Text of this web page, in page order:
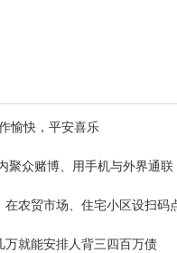
愉快，平安喜乐
聚众赌博、用手机与外界通联
在农贸市场、住宅小区设扫码
万就能安排人背三四百万债